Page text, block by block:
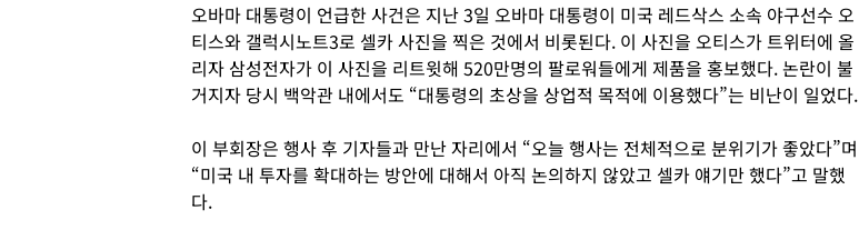
오바마 대통령이 언급한 사건은 지난 3일 오바마 대통령이 미국 레드삭스 소속 야구선수 오
티스와 갤럭시노트3로 셀카 사진을 찍은 것에서 비롯된다. 이 사진을 오티스가 트위터에 올
리자 삼성전자가 이 사진을 리트윗해 520만명의 팔로워들에게 제품을 홍보했다. 논란이 불
거지자 당시 백악관 내에서도 “대통령의 초상을 상업적 목적에 이용했다”는 비난이 일었다.
이 부회장은 행사 후 기자들과 만난 자리에서 “오늘 행사는 전체적으로 분위기가 좋았다”며
“미국 내 투자를 확대하는 방안에 대해서 아직 논의하지 않았고 셀카 얘기만 했다”고 말했
다.